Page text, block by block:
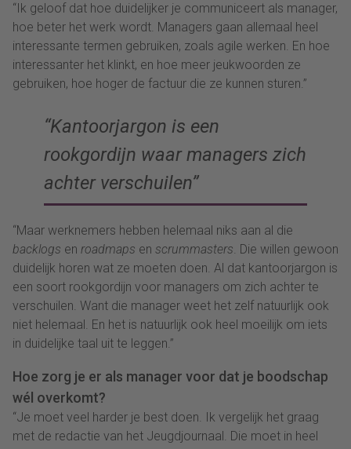
“Ik geloof dat hoe duidelijker je communiceert als manager,
hoe beter het werk wordt. Managers gaan allemaal heel
interessante termen gebruiken, zoals agile werken. En hoe
interessanter het klinkt, en hoe meer jeukwoorden ze
gebruiken, hoe hoger de factuur die ze kunnen sturen.”
“Kantoorjargon is een
rookgordijn waar managers zich
achter verschuilen”
“Maar werknemers hebben helemaal niks aan al die
backlogs en roadmaps en scrummasters. Die willen gewoon
duidelijk horen wat ze moeten doen. Al dat kantoorjargon is
een soort rookgordijn voor managers om zich achter te
verschuilen. Want die manager weet het zelf natuurlijk ook
niet helemaal. En het is natuurlijk ook heel moeilijk om iets
in duidelijke taal uit te leggen.”
Hoe zorg je er als manager voor dat je boodschap
wél overkomt?
“Je moet veel harder je best doen. Ik vergelijk het graag
met de redactie van het Jeugdjournaal. Die moet in heel